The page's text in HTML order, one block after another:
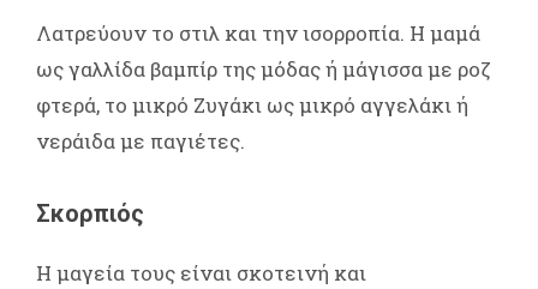
Λατρεύουν το στιλ και την ισορροπία. Η μαμά
ως γαλλίδα βαμπίρ της μόδας ή μάγισσα με ροζ
φτερά, το μικρό Ζυγάκι ως μικρό αγγελάκι ή
νεράιδα με παγιέτες.
Σκορπιός
Η μαγεία τους είναι σκοτεινή και